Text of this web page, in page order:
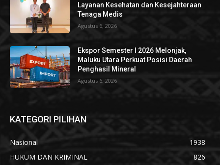
Layanan Kesehatan dan Kesejahteraan
Tenaga Medis
Agustus 6, 2026
Ekspor Semester I 2026 Melonjak,
Maluku Utara Perkuat Posisi Daerah
Penghasil Mineral
Agustus 6, 2026
KATEGORI PILIHAN
Nasional
1938
HUKUM DAN KRIMINAL
826